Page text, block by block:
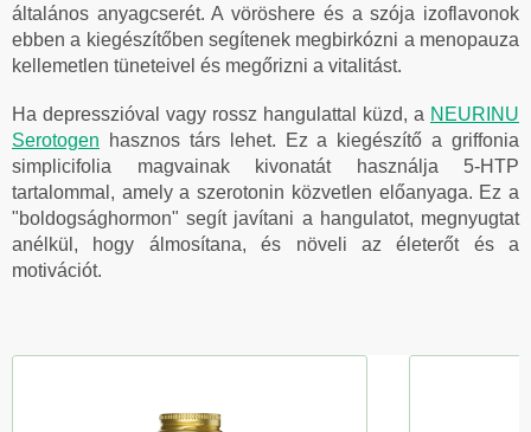
általános anyagcserét. A vöröshere és a szója izoflavonok
ebben a kiegészítőben segítenek megbirkózni a menopauza
kellemetlen tüneteivel és megőrizni a vitalitást.
Ha depresszióval vagy rossz hangulattal küzd, a NEURINU
Serotogen hasznos társ lehet. Ez a kiegészítő a griffonia
simplicifolia magvainak kivonatát használja 5-HTP
tartalommal, amely a szerotonin közvetlen előanyaga. Ez a
"boldogsághormon" segít javítani a hangulatot, megnyugtat
anélkül, hogy álmosítana, és növeli az életerőt és a
motivációt.